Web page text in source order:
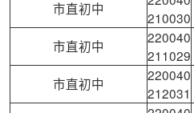
市直初中
210030
市直初中
220040
211029
市直初中
220040
212031